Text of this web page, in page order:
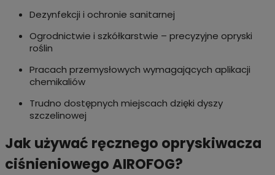
Dezynfekcji i ochronie sanitarnej
Ogrodnictwie i szkółkarstwie – precyzyjne opryski
roślin
Pracach przemysłowych wymagających aplikacji
chemikaliów
Trudno dostępnych miejscach dzięki dyszy
szczelinowej
Jak używać ręcznego opryskiwacza
ciśnieniowego AIROFOG?